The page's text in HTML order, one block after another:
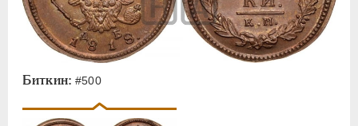
Биткин: #500